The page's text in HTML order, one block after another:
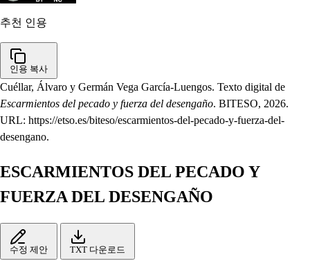
추천 인용
인용 복사
Cuéllar, Álvaro y Germán Vega García-Luengos. Texto digital de
Escarmientos del pecado y fuerza del desengaño. BITESO, 2026.
URL: https://etso.es/biteso/escarmientos-del-pecado-y-fuerza-del-
desengano.
ESCARMIENTOS DEL PECADO Y
FUERZA DEL DESENGAÑO
수정 제안 TXT 다운로드